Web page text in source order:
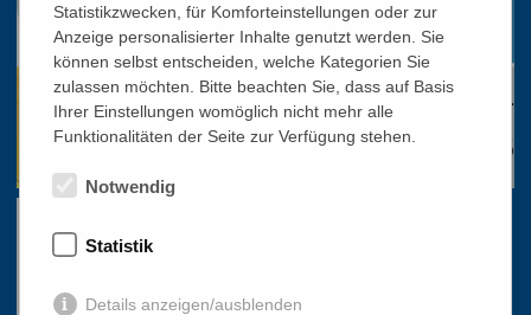
Statistikzwecken, für Komforteinstellungen oder zur
Anzeige personalisierter Inhalte genutzt werden. Sie
können selbst entscheiden, welche Kategorien Sie
zulassen möchten. Bitte beachten Sie, dass auf Basis
Ihrer Einstellungen womöglich nicht mehr alle
Funktionalitäten der Seite zur Verfügung stehen.
Notwendig
Statistik
Details anzeigen/ausblenden